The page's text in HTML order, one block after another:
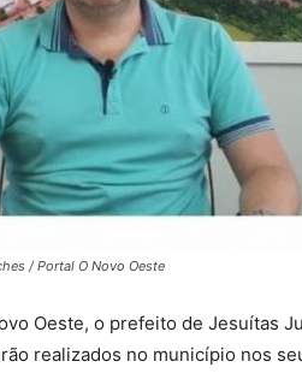
/ Portal O Novo Oeste
Oeste, o prefeito de Jesuítas
realizados no município nos